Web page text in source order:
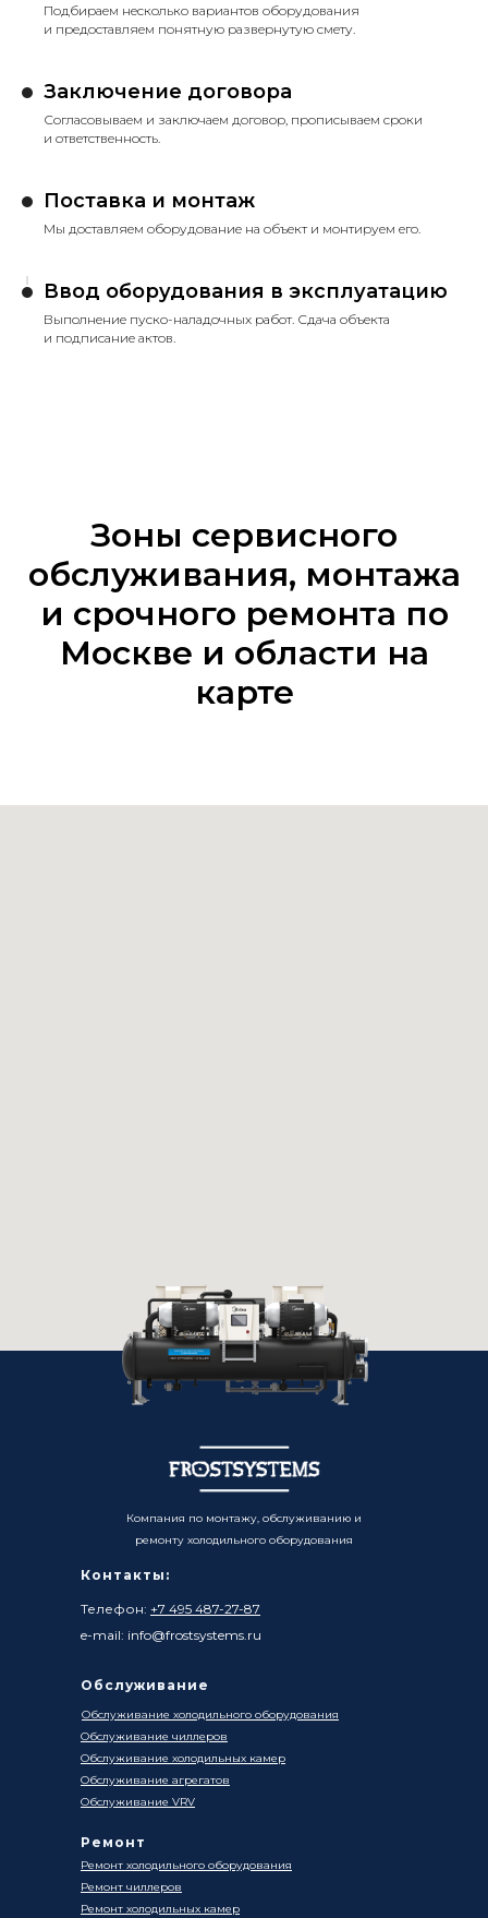
Подбираем несколько вариантов оборудования
и предоставляем понятную развернутую смету.
Заключение договора
Согласовываем и заключаем договор, прописываем сроки
и ответственность.
Поставка и монтаж
Мы доставляем оборудование на объект и монтируем его.
Ввод оборудования в эксплуатацию
Выполнение пуско-наладочных работ. Сдача объекта
и подписание актов.
Зоны сервисного
обслуживания, монтажа
и срочного ремонта по
Москве и области на
карте
Контакты:
Телефон: +7 495 487-27-87
e-mail: info@frostsystems.ru
Ремонт
Компания по монтажу, обслуживанию и
ремонту холодильного оборудования
Ремонт холодильного оборудования
Ремонт чиллеров
Ремонт холодильных камер
Обслуживание
Обслуживание холодильного оборудования
Обслуживание чиллеров
Обслуживание холодильных камер
Обслуживание агрегатов
Обслуживание VRV